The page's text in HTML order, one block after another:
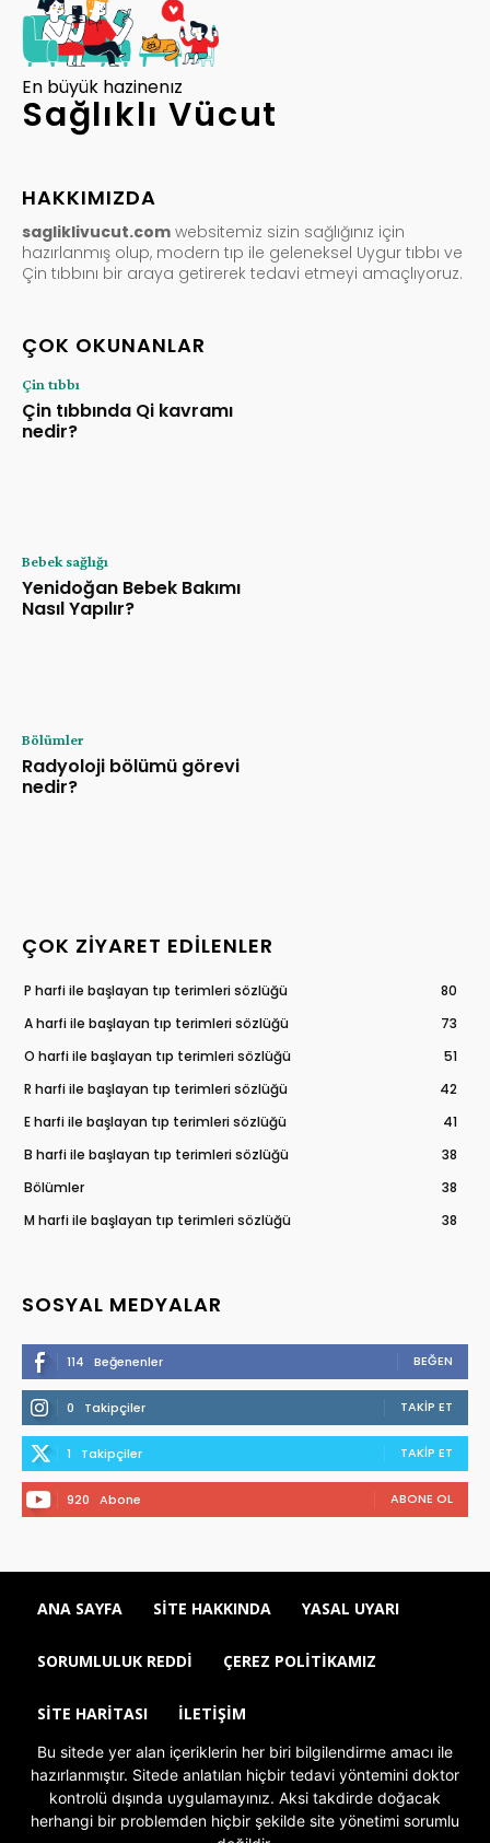
En büyük hazinenız
Sağlıklı Vücut
HAKKIMIZDA
sagliklivucut.com websitemiz sizin sağlığınız için
hazırlanmış olup, modern tıp ile geleneksel Uygur tıbbı ve
Çin tıbbını bir araya getirerek tedavi etmeyi amaçlıyoruz.
ÇOK OKUNANLAR
Çin tıbbı
Çin tıbbında Qi kavramı
nedir?
Bebek sağlığı
Yenidoğan Bebek Bakımı
Nasıl Yapılır?
Bölümler
Radyoloji bölümü görevi
nedir?
ÇOK ZIYARET EDILENLER
P harfi ile başlayan tıp terimleri sözlüğü
80
A harfi ile başlayan tıp terimleri sözlüğü
73
O harfi ile başlayan tıp terimleri sözlüğü
51
R harfi ile başlayan tıp terimleri sözlüğü
42
E harfi ile başlayan tıp terimleri sözlüğü
41
B harfi ile başlayan tıp terimleri sözlüğü
38
Bölümler
38
M harfi ile başlayan tıp terimleri sözlüğü
38
SOSYAL MEDYALAR
114 Beğenenler BEĞEN
0 Takipçiler TAKIP ET
1 Takipçiler TAKIP ET
920 Abone ABONE OL
ANA SAYFA SITE HAKKINDA YASAL UYARI
SORUMLULUK REDDI ÇEREZ POLITIKAMIZ
SITE HARITASI İLETIŞIM
Bu sitede yer alan içeriklerin her biri bilgilendirme amacı ile
hazırlanmıştır. Sitede anlatılan hiçbir tedavi yöntemini doktor
kontrolü dışında uygulamayınız. Aksi takdirde doğacak
herhangi bir problemden hiçbir şekilde site yönetimi sorumlu